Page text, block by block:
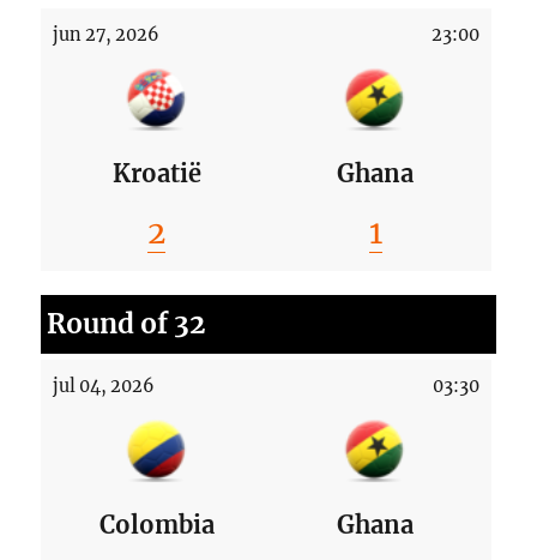
jun 27, 2026 23:00
Kroatië Ghana
2 1
Round of 32
jul 04, 2026 03:30
Colombia Ghana